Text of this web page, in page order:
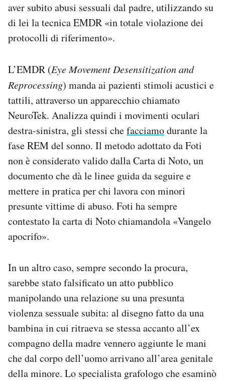
aver subito abusi sessuali dal padre, utilizzando su
di lei la tecnica EMDR «in totale violazione dei
protocolli di riferimento».
L’EMDR (Eye Movement Desensitization and
Reprocessing) manda ai pazienti stimoli acustici e
tattili, attraverso un apparecchio chiamato
NeuroTek. Analizza quindi i movimenti oculari
destra-sinistra, gli stessi chefacciamodurante la
fase REM del sonno. Il metodo adottato da Foti
non è considerato valido dalla Carta di Noto, un
documento che dà le linee guida da seguire e
mettere in pratica per chi lavora con minori
presunte vittime di abuso. Foti ha sempre
contestato la carta di Noto chiamandola «Vangelo
apocrifo».
In un altro caso, sempre secondo la procura,
sarebbe stato falsificato un atto pubblico
manipolando una relazione su una presunta
violenza sessuale subita: al disegno fatto da una
bambina in cui ritraeva se stessa accanto all’ex
compagno della madre vennero aggiunte le mani
che dal corpo dell’uomo arrivano all’area genitale
della minore. Lo specialista grafologo che esaminò